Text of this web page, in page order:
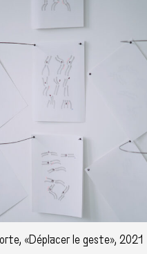
«Déplacer le geste», 2021